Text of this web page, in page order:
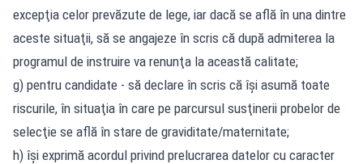
excepţia celor prevăzute de lege, iar dacă se află în una dintre
aceste situaţii, să se angajeze în scris că după admiterea la
programul de instruire va renunţa la această calitate;
g) pentru candidate - să declare în scris că îşi asumă toate
riscurile, în situaţia în care pe parcursul susţinerii probelor de
selecţie se află în stare de graviditate/maternitate;
h) îşi exprimă acordul privind prelucrarea datelor cu caracter